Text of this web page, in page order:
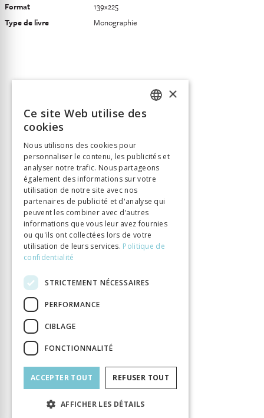
Format
139x225
Type de livre
Monographie
ITALIAN
×
Ce site Web utilise des
cookies
Nous utilisons des cookies pour
personnaliser le contenu, les publicités et
analyser notre trafic. Nous partageons
également des informations sur votre
utilisation de notre site avec nos
partenaires de publicité et d'analyse qui
peuvent les combiner avec d'autres
informations que vous leur avez fournies
ou qu'ils ont collectées lors de votre
utilisation de leurs services. Politique de
confidentialité
STRICTEMENT NÉCESSAIRES
PERFORMANCE
CIBLAGE
FONCTIONNALITÉ
ACCEPTER TOUT REFUSER TOUT
AFFICHER LES DÉTAILS